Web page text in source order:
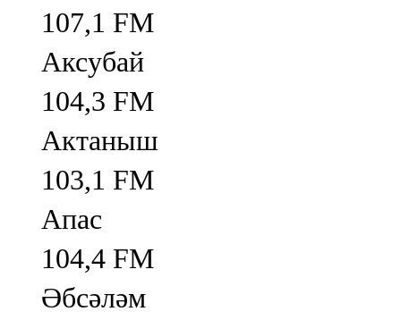
107,1 FM
Аксубай
104,3 FM
Актаныш
103,1 FM
Апас
104,4 FM
Әбсәләм